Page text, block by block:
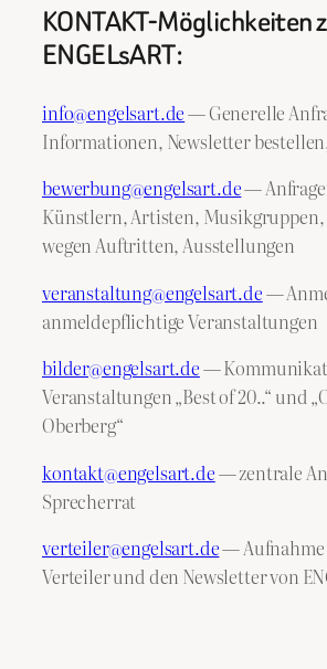
KONTAKT-Möglichkeiten
ENGELsART:
info@engelsart.de— Generelle
Informationen, Newsletter
bewerbung@engelsart.de—
Künstlern, Artisten,
wegen Auftritten, Ausstellungen
veranstaltung@engelsart.de—
anmeldepflichtige Veranstaltungen
bilder@engelsart.de—
Veranstaltungen „Best of 20..“ und
Oberberg“
kontakt@engelsart.de— zentrale
Sprecherrat
verteiler@engelsart.de—
Verteiler und den Newsletter von